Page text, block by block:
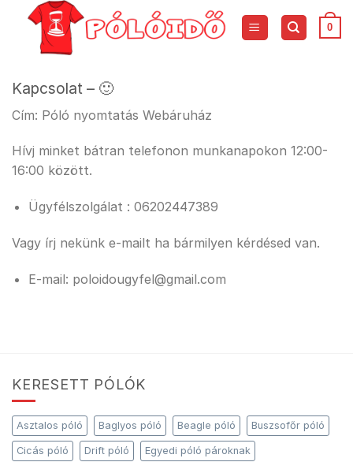
content
0
Kapcsolat – 🙂
Cím: Póló nyomtatás Webáruház
Hívj minket bátran telefonon munkanapokon 12:00-
16:00 között.
Ügyfélszolgálat : 06202447389
Vagy írj nekünk e-mailt ha bármilyen kérdésed van.
E-mail: poloidougyfel@gmail.com
KERESETT PÓLÓK
Asztalos póló Baglyos póló Beagle póló Buszsofőr póló
Cicás póló Drift póló Egyedi póló pároknak